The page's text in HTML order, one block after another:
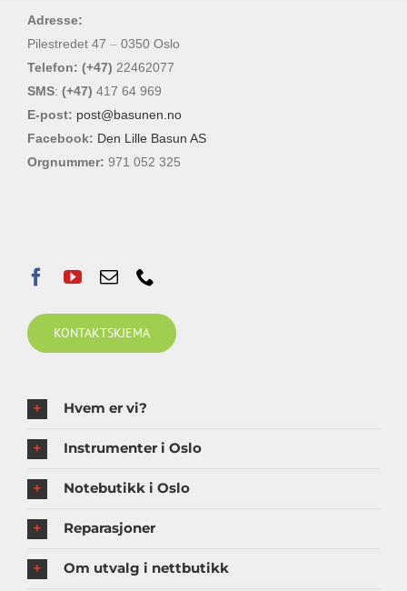
Adresse:
Pilestredet 47 – 0350 Oslo
Telefon: (+47) 22462077
SMS: (+47) 417 64 969
E-post: post@basunen.no
Facebook: Den Lille Basun AS
Orgnummer: 971 052 325
KONTAKTSKJEMA
Hvem er vi?
Instrumenter i Oslo
Notebutikk i Oslo
Reparasjoner
Om utvalg i nettbutikk